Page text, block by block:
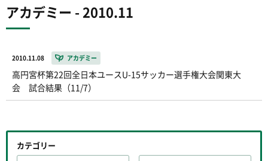
アカデミー - 2010.11
2010.11.08 アカデミー
高円宮杯第22回全日本ユースU-15サッカー選手権大会関東大
会 試合結果（11/7）
カテゴリー